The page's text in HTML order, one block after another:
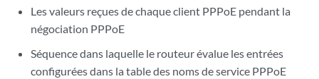
        }
    }
Les valeurs reçues de chaque client PPPoE pendant la
négociation PPPoE
Séquence dans laquelle le routeur évalue les entrées
configurées dans la table des noms de service PPPoE